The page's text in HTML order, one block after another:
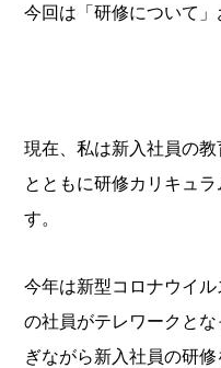
今回は「研修について」
現在、私は新入社員の
とともに研修カリキュ
す。
今年は新型コロナウイ
の社員がテレワークと
ぎながら新入社員の研修